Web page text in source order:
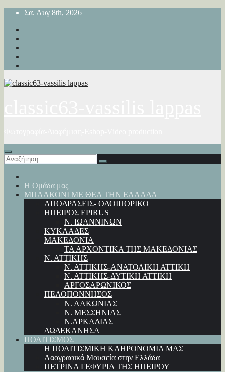
Μετάβαση
περιεχόμενο
Σα. Αυγ 8th, 2026
Η Ομάδα μας
ΜΠΑΛΚΟΝΙ ΜΕ ΘΕΑ ΤΗΝ ΕΛΛΑΔΑ
ΑΠΟΔΡΑΣΕΙΣ- ΟΔΟΙΠΟΡΙΚΟ
ΗΠΕΙΡΟΣ EPIRUS
Ν. ΙΩΑΝΝΙΝΩΝ
ΚΥΚΛΑΔΕΣ
ΜΑΚΕΔΟΝΙΑ
ΤΑ ΑΡΧΟΝΤΙΚΑ ΤΗΣ ΜΑΚΕΔΟΝΙΑΣ
Ν. ΑΤΤΙΚΗΣ
Ν. ΑΤΤΙΚΗΣ-ΑΝΑΤΟΛΙΚΗ ΑΤΤΙΚΗ
Ν. ΑΤΤΙΚΗΣ-ΔΥΤΙΚΗ ΑΤΤΙΚΗ
ΑΡΓΟΣΑΡΩΝΙΚΟΣ
ΠΕΛΟΠΟΝΝΗΣΟΣ
Ν. ΛΑΚΩΝΙΑΣ
Ν. ΜΕΣΣΗΝΙΑΣ
Ν.ΑΡΚΑΔΙΑΣ
ΔΩΔΕΚΑΝΗΣΑ
ΠΟΛΙΤΙΣΜΟΣ
Η ΠΟΛΙΤΙΣΜΙΚΗ ΚΛΗΡΟΝΟΜΙΑ ΜΑΣ
Λαογραφικά Μουσεία στην Ελλάδα
ΠΕΤΡΙΝΑ ΓΕΦΥΡΙΑ ΤΗΣ ΗΠΕΙΡΟΥ